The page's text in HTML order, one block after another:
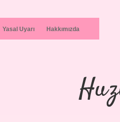
Yasal Uyarı Hakkımızda